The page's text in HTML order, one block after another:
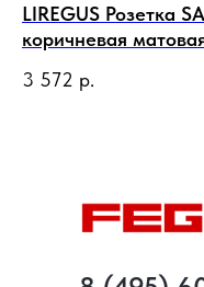
LIREGUS Розетка
коричневая
3 572 р.